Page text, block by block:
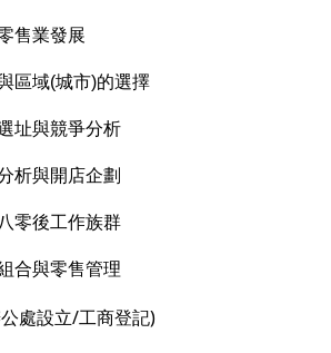
售業發展
區域(城市)的選擇
址與競爭分析
析與開店企劃
零後工作族群
合與零售管理
處設立/工商登記)